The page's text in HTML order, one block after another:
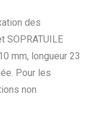
des
SOPRATUILE
mm, longueur 23
Pour les
non